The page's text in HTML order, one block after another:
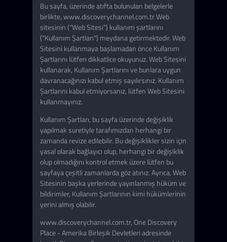
Bu sayfa, üzerinde atıfta bulunulan belgelerle
birlikte, www.discoverychannel.com.tr Web
sitesinin (“Web Sitesi”) kullanım şartlarını
("Kullanım Şartları") meydana getirmektedir. Web
Sitesini kullanmaya başlamadan önce Kullanım
Şartlarını lütfen dikkatlice okuyunuz. Web Sitesini
kullanarak, Kullanım Şartlarını ve bunlara uygun
davranacağınızı kabul etmiş sayılırsınız. Kullanım
Şartlarını kabul etmiyorsanız, lütfen Web Sitesini
kullanmayınız.
Kullanım Şartları, bu sayfa üzerinde değişiklik
yapılmak suretiyle tarafımızdan herhangi bir
zamanda revize edilebilir. Bu değişiklikler sizin için
yasal olarak bağlayıcı olup, herhangi bir değişiklik
olup olmadığını kontrol etmek üzere lütfen bu
sayfaya çeşitli zamanlarda göz atınız. Ayrıca, Web
Sitesinin başka yerlerinde yayınlanmış hüküm ve
bildirimler, Kullanım Şartlarının kimi hükümlerinin
yerini almış olabilir.
www.discoverychannel.com.tr, One Discovery
Place - Amerika Birleşik Devletleri adresinde